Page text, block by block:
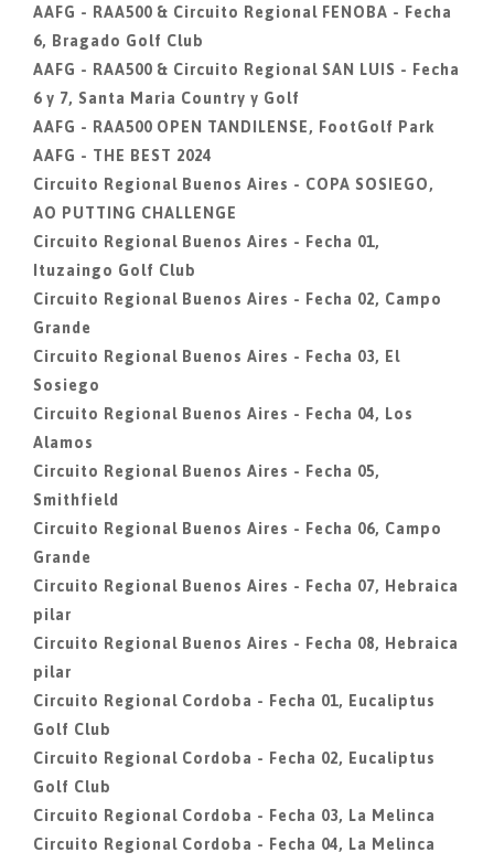
AAFG - RAA500 & Circuito Regional FENOBA - Fecha
6, Bragado Golf Club
AAFG - RAA500 & Circuito Regional SAN LUIS - Fecha
6 y 7, Santa Maria Country y Golf
AAFG - RAA500 OPEN TANDILENSE, FootGolf Park
AAFG - THE BEST 2024
Circuito Regional Buenos Aires - COPA SOSIEGO,
AO PUTTING CHALLENGE
Circuito Regional Buenos Aires - Fecha 01,
Ituzaingo Golf Club
Circuito Regional Buenos Aires - Fecha 02, Campo
Grande
Circuito Regional Buenos Aires - Fecha 03, El
Sosiego
Circuito Regional Buenos Aires - Fecha 04, Los
Alamos
Circuito Regional Buenos Aires - Fecha 05,
Smithfield
Circuito Regional Buenos Aires - Fecha 06, Campo
Grande
Circuito Regional Buenos Aires - Fecha 07, Hebraica
pilar
Circuito Regional Buenos Aires - Fecha 08, Hebraica
pilar
Circuito Regional Cordoba - Fecha 01, Eucaliptus
Golf Club
Circuito Regional Cordoba - Fecha 02, Eucaliptus
Golf Club
Circuito Regional Cordoba - Fecha 03, La Melinca
Circuito Regional Cordoba - Fecha 04, La Melinca